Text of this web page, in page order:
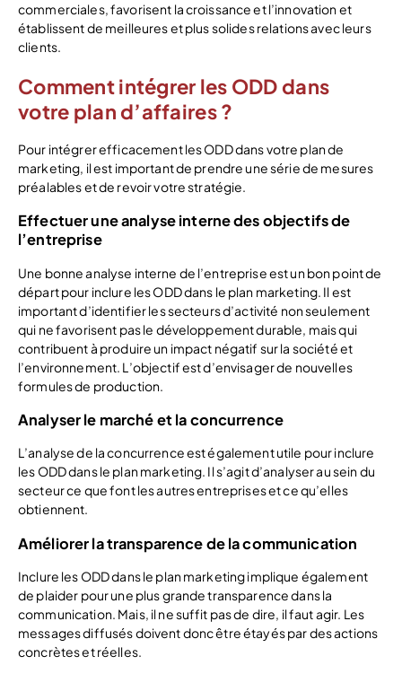
commerciales, favorisent la croissance et l’innovation et
établissent de meilleures et plus solides relations avec leurs
clients.
Comment intégrer les ODD dans
votre plan d’affaires ?
Pour intégrer efficacement les ODD dans votre plan de
marketing, il est important de prendre une série de mesures
préalables et de revoir votre stratégie.
Effectuer une analyse interne des objectifs de
l’entreprise
Une bonne analyse interne de l’entreprise est un bon point de
départ pour inclure les ODD dans le plan marketing. Il est
important d’identifier les secteurs d’activité non seulement
qui ne favorisent pas le développement durable, mais qui
contribuent à produire un impact négatif sur la société et
l’environnement. L’objectif est d’envisager de nouvelles
formules de production.
Analyser le marché et la concurrence
L’analyse de la concurrence est également utile pour inclure
les ODD dans le plan marketing. Il s’agit d’analyser au sein du
secteur ce que font les autres entreprises et ce qu’elles
obtiennent.
Améliorer la transparence de la communication
Inclure les ODD dans le plan marketing implique également
de plaider pour une plus grande transparence dans la
communication. Mais, il ne suffit pas de dire, il faut agir. Les
messages diffusés doivent donc être étayés par des actions
concrètes et réelles.